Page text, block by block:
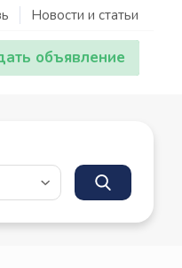
Новости и статьи
объявление